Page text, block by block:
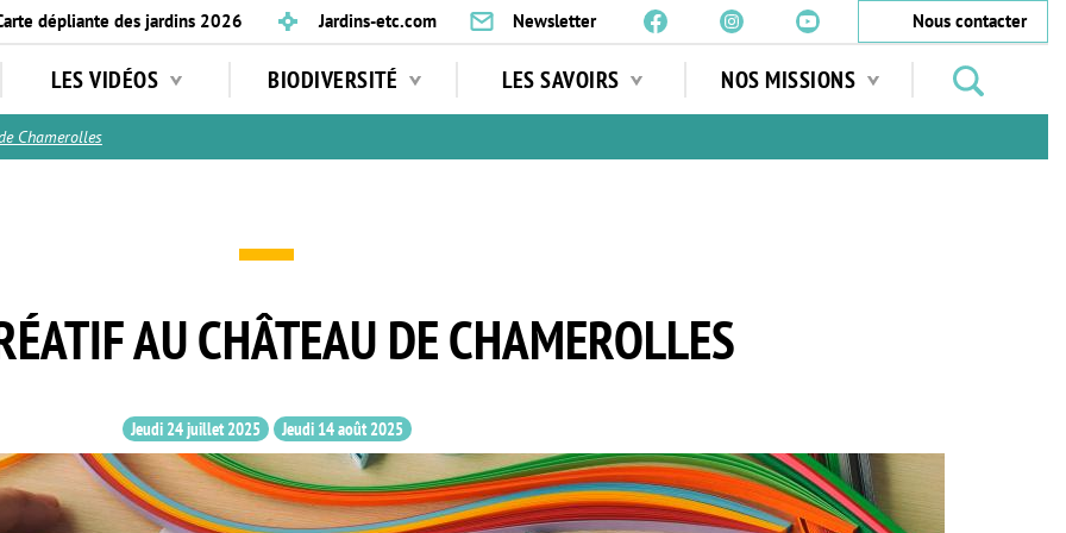
dépliante des jardins 2026 Jardins-etc.com Newsletter
Nous contacter
LES VIDÉOS BIODIVERSITÉ LES SAVOIRS NOS MISSIONS
jardins
Chamerolles
AU CHÂTEAU DE CHAMEROLLES
Jeudi 24 juillet 2025 Jeudi 14 août 2025